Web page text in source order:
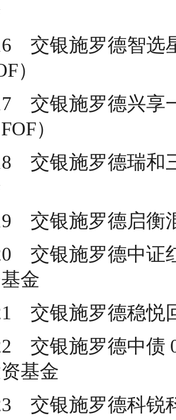
交银施罗德智
）
交银施罗德兴
FOF）
交银施罗德瑞
交银施罗德启
交银施罗德中
金
交银施罗德稳
交银施罗德中
基金
交银施罗德科